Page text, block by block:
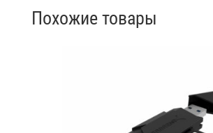
Похожие товары